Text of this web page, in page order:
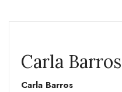
Carla Barros
Carla Barros